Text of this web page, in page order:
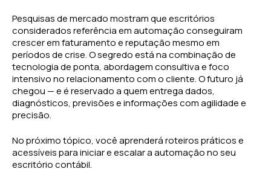
Pesquisas de mercado mostram que escritórios
considerados referência em automação conseguiram
crescer em faturamento e reputação mesmo em
períodos de crise. O segredo está na combinação de
tecnologia de ponta, abordagem consultiva e foco
intensivo no relacionamento com o cliente. O futuro já
chegou — e é reservado a quem entrega dados,
diagnósticos, previsões e informações com agilidade e
precisão.
No próximo tópico, você aprenderá roteiros práticos e
acessíveis para iniciar e escalar a automação no seu
escritório contábil.